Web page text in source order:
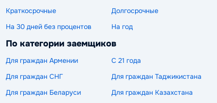
Краткосрочные
Долгосрочные
На 30 дней без процентов
На год
По категории заемщиков
Для граждан Армении
С 21 года
Для граждан СНГ
Для граждан Таджикистана
Для граждан Беларуси
Для граждан Казахстана